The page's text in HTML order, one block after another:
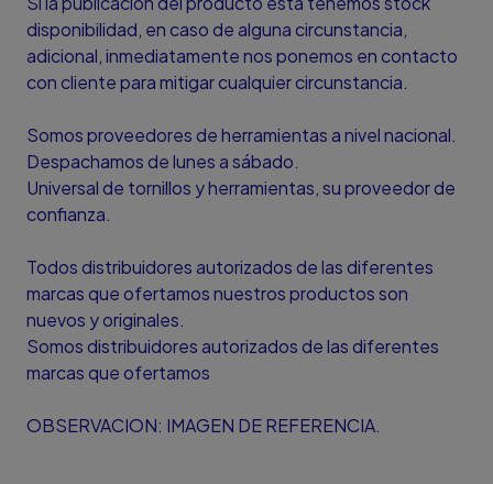
disponibilidad, en caso de alguna circunstancia,
adicional, inmediatamente nos ponemos en contacto
con cliente para mitigar cualquier circunstancia.
Somos proveedores de herramientas a nivel nacional.
Despachamos de lunes a sábado.
Universal de tornillos y herramientas, su proveedor de
confianza.
Todos distribuidores autorizados de las diferentes
marcas que ofertamos nuestros productos son
nuevos y originales.
Somos distribuidores autorizados de las diferentes
marcas que ofertamos
OBSERVACION: IMAGEN DE REFERENCIA.